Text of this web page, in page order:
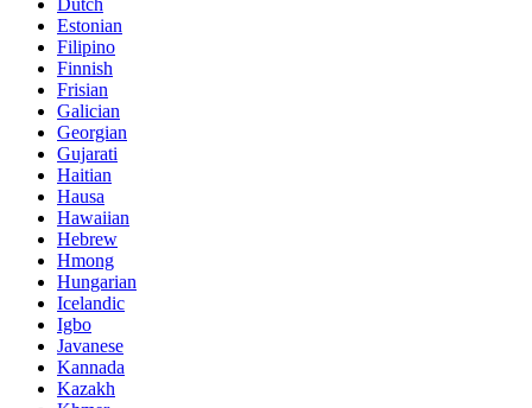
Estonian
Filipino
Finnish
Frisian
Galician
Georgian
Gujarati
Haitian
Hausa
Hawaiian
Hebrew
Hmong
Hungarian
Icelandic
Igbo
Javanese
Kannada
Kazakh